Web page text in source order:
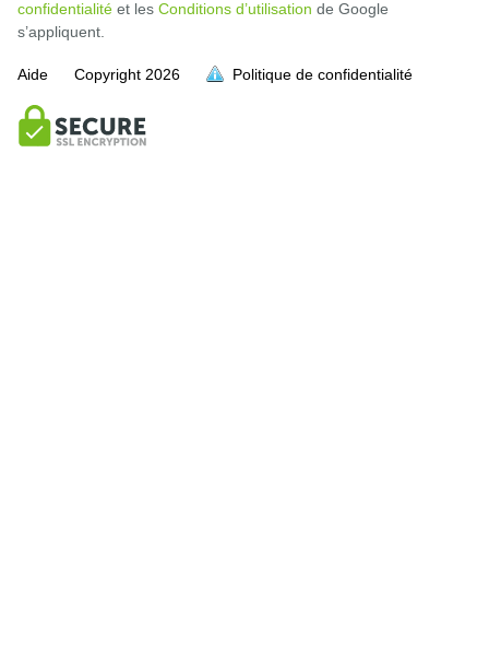
confidentialité et les Conditions d’utilisation de Google
s’appliquent.
Aide Copyright 2026 Politique de confidentialité